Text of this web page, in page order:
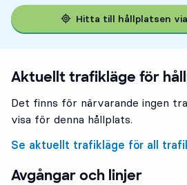
Hitta till hållplatsen
Aktuellt trafikläge för
Det finns för närvarande ingen
visa för denna hållplats.
Se aktuellt trafikläge för all
Avgångar och linjer